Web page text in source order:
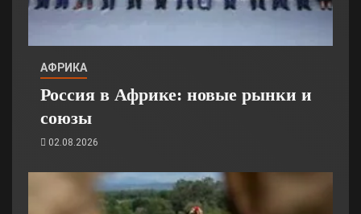
АФРИКА
Россия в Африке: новые рынки и
союзы
02.08.2026